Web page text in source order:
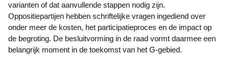
varianten of dat aanvullende stappen nodig zijn.
Oppositiepartijen hebben schriftelijke vragen ingediend over
onder meer de kosten, het participatieproces en de impact op
de begroting. De besluitvorming in de raad vormt daarmee een
belangrijk moment in de toekomst van het G-gebied.